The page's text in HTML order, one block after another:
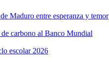
Maduro entre esperanza y temor
carbono al Banco Mundial
escolar 2026